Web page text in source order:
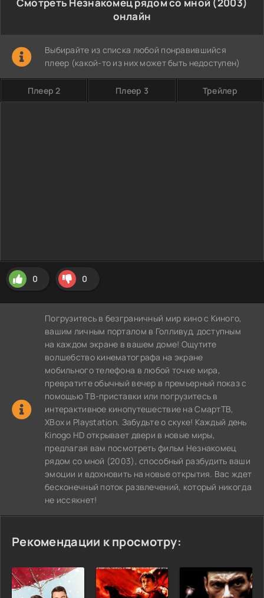
онлайн
Выбирайте из списка любой понравившийся
плеер (какой-то из них может быть недоступен)
Плеер 2 Плеер 3 Трейлер
0 0
Погрузитесь в безграничный мир кино с Киного,
вашим личным порталом в Голливуд, доступным
на каждом экране в вашем доме! Ощутите
волшебство кинематографа на экране
мобильного телефона в любой точке мира,
превратите обычный вечер в премьерный показ с
помощью ТВ-приставки или погрузитесь в
интерактивное кинопутешествие на СмартТВ,
XBox и Playstation. Забудьте о скуке! Каждый день
Kinogo HD открывает двери в новые миры,
предлагая вам посмотреть фильм Незнакомец
рядом со мной (2003), способный разбудить ваши
эмоции и вдохновить на новые открытия. Вас ждет
бесконечный поток развлечений, который никогда
не иссякнет!
Рекомендации к просмотру: